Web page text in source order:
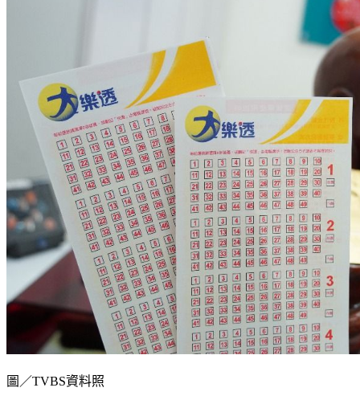
圖／TVBS資料照